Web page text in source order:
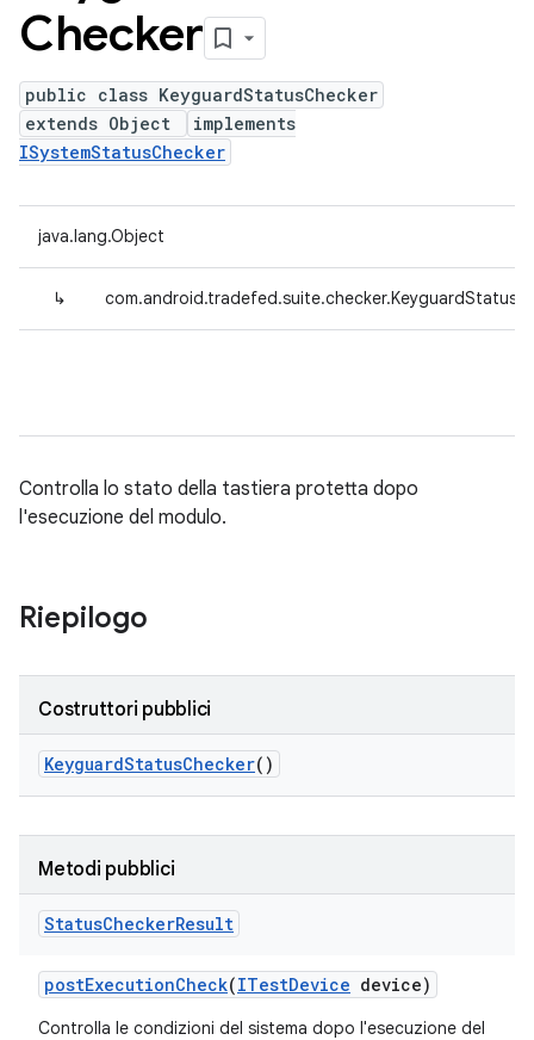
Checker
public class KeyguardStatusChecker
extends Object
implements
ISystemStatusChecker
java.lang.Object
↳
Controlla lo stato della tastiera protetta dopo
l'esecuzione del modulo.
Riepilogo
Costruttori pubblici
KeyguardStatusChecker()
Metodi pubblici
StatusCheckerResult
postExecutionCheck(ITestDevice device)
Controlla le condizioni del sistema dopo l'esecuzione del